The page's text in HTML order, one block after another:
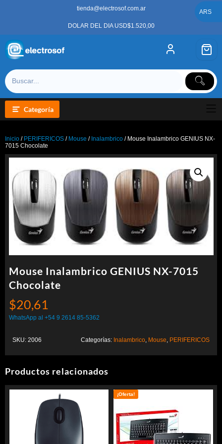
tienda@electrosof.com.ar
DOLAR DEL DIA USD$1.520,00
Categoría
Inicio / PERIFERICOS / Mouse / Inalambrico / Mouse Inalambrico GENIUS NX-
7015 Chocolate
Mouse Inalambrico GENIUS NX-7015
Chocolate
$20,61
WhatsApp al +54 9 2614 85-5362
SKU: 2006 Categorías: Inalambrico, Mouse, PERIFERICOS
Productos relacionados
¡Oferta!
ARS